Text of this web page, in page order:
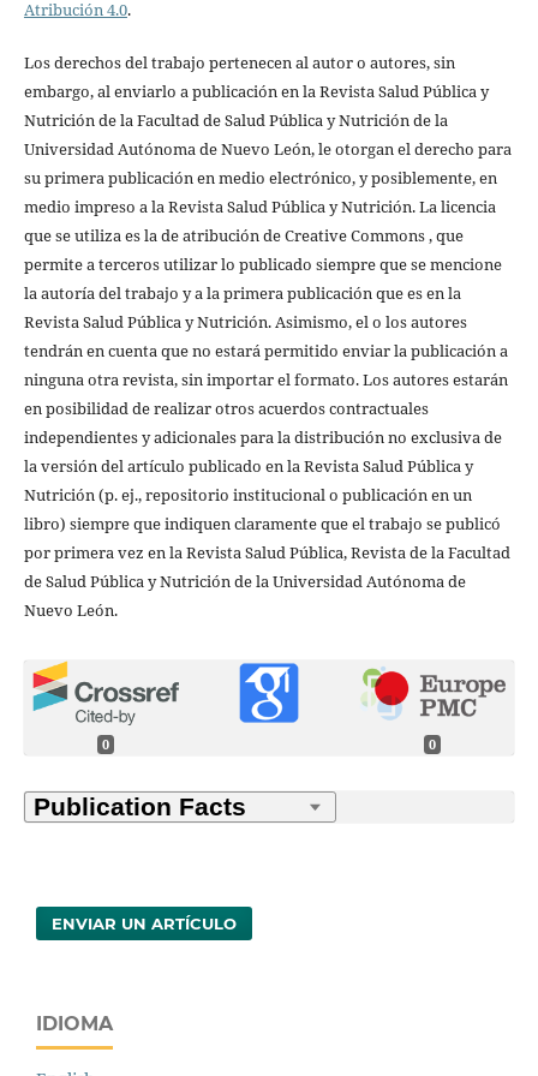
Atribución 4.0.
Los derechos del trabajo pertenecen al autor o autores, sin
embargo, al enviarlo a publicación en la Revista Salud Pública y
Nutrición de la Facultad de Salud Pública y Nutrición de la
Universidad Autónoma de Nuevo León, le otorgan el derecho para
su primera publicación en medio electrónico, y posiblemente, en
medio impreso a la Revista Salud Pública y Nutrición. La licencia
que se utiliza es la de atribución de Creative Commons , que
permite a terceros utilizar lo publicado siempre que se mencione
la autoría del trabajo y a la primera publicación que es en la
Revista Salud Pública y Nutrición. Asimismo, el o los autores
tendrán en cuenta que no estará permitido enviar la publicación a
ninguna otra revista, sin importar el formato. Los autores estarán
en posibilidad de realizar otros acuerdos contractuales
independientes y adicionales para la distribución no exclusiva de
la versión del artículo publicado en la Revista Salud Pública y
Nutrición (p. ej., repositorio institucional o publicación en un
libro) siempre que indiquen claramente que el trabajo se publicó
por primera vez en la Revista Salud Pública, Revista de la Facultad
de Salud Pública y Nutrición de la Universidad Autónoma de
Nuevo León.
0 0
ENVIAR UN ARTÍCULO
IDIOMA